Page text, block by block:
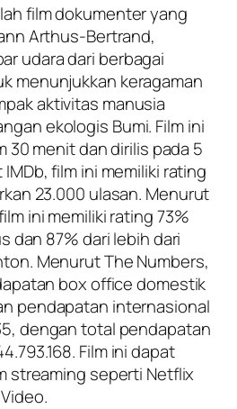
film dokumenter yang
Arthus-Bertrand,
udara dari berbagai
menunjukkan keragaman
aktivitas manusia
ekologis Bumi. Film ini
30 menit dan dirilis pada 5
film ini memiliki rating
23.000 ulasan. Menurut
ini memiliki rating 73%
dan 87% dari lebih dari
Menurut The Numbers,
box office domestik
pendapatan internasional
dengan total pendapatan
Film ini dapat
streaming seperti Netflix